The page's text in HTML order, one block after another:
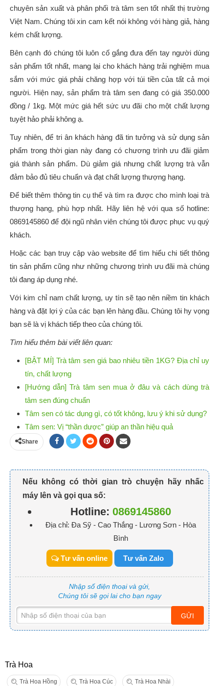
chuyên sản xuất và phân phối trà tâm sen tốt nhất thị trường
Việt Nam. Chúng tôi xin cam kết nói không với hàng giả, hàng
kém chất lượng.
Bên cạnh đó chúng tôi luôn cố gắng đưa đến tay người dùng
sản phẩm tốt nhất, mang lại cho khách hàng trải nghiệm mua
sắm với mức giá phải chăng hợp với túi tiền của tất cả mọi
người. Hiện nay, sản phẩm trà tâm sen đang có giá 350.000
đồng / 1kg. Một mức giá hết sức ưu đãi cho một chất lượng
tuyệt hảo phải không ạ.
Tuy nhiên, để tri ân khách hàng đã tin tưởng và sử dụng sản
phẩm trong thời gian này đang có chương trình ưu đãi giảm
giá thành sản phẩm. Dù giảm giá nhưng chất lượng trà vẫn
đảm bảo đủ tiêu chuẩn và đạt chất lượng thượng hạng.
Để biết thêm thông tin cụ thể và tìm ra được cho mình loại trà
thượng hạng, phù hợp nhất. Hãy liên hệ với qua số hotline:
0869145860 để đội ngũ nhân viên chúng tôi được phục vụ quý
khách.
Hoặc các bạn truy cập vào website để tìm hiểu chi tiết thông
tin sản phẩm cũng như những chương trình ưu đãi mà chúng
tôi đang áp dụng nhé.
Với kim chỉ nam chất lượng, uy tín sẽ tạo nên niềm tin khách
hàng và đặt lợi ý của các bạn lên hàng đầu. Chúng tôi hy vọng
bạn sẽ là vị khách tiếp theo của chúng tôi.
Tìm hiểu thêm bài viết liên quan:
[BẬT MÍ] Trà tâm sen giá bao nhiêu tiền 1KG? Địa chỉ uy
tín, chất lượng
[Hướng dẫn] Trà tâm sen mua ở đâu và cách dùng trà
tâm sen đúng chuẩn
Tâm sen có tác dụng gì, có tốt không, lưu ý khi sử dụng?
Tâm sen: Vị “thần dược” giúp an thần hiệu quả
Share
Nếu không có thời gian trò chuyện hãy nhấc
máy lên và gọi qua số:
Hotline: 0869145860
Địa chỉ: Đa Sỹ - Cao Thắng - Lương Sơn - Hòa
Bình
Tư vấn online Tư vấn Zalo
Nhập số điện thoại và gửi,
Chúng tôi sẽ gọi lai cho bạn ngay
GỬI
Trà Hoa
Trà Hoa Hồng Trà Hoa Cúc Trà Hoa Nhài